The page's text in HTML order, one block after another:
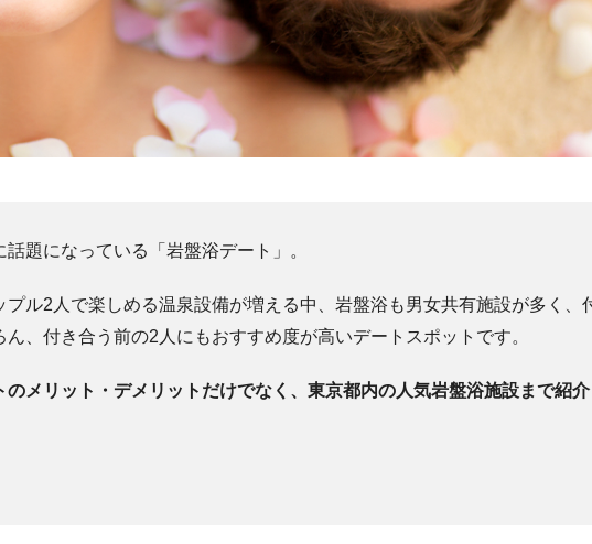
題になっている「岩盤浴デート」。
ル2人で楽しめる温泉設備が増える中、岩盤浴も男女共有施設が多く、
、付き合う前の2人にもおすすめ度が高いデートスポットです。
のメリット・デメリットだけでなく、東京都内の人気岩盤浴施設まで紹介